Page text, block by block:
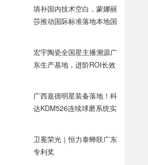
填补国内技术空白，蒙娜丽
莎推动国际标准落地本地国
宏宇陶瓷全国星主播溯源广
东生产基地，进阶ROI长效
广西嘉德明星装备落地！科
达KDM526连续球磨系统实
卫冕荣光｜恒力泰蝉联广东
专利奖